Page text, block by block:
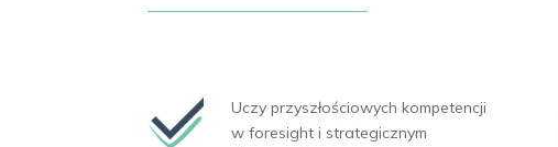
Uczy przyszłościowych kompetencji
w foresight i strategicznym